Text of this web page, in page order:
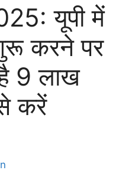
यूपी में
करने पर
9 लाख
करें